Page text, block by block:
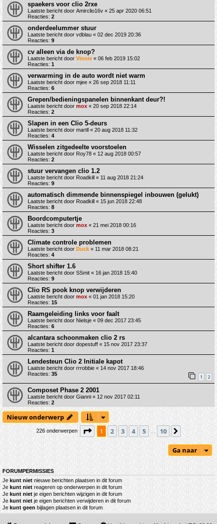
spaekers voor clio 2rxe
Laatste bericht door Amirclio16v « 25 apr 2020 06:51
Reacties: 2
onderdeelummer stuur
Laatste bericht door vdblau « 02 dec 2019 20:36
Reacties: 9
cv alleen via de knop?
Laatste bericht door Vinnie « 06 feb 2019 15:02
Reacties: 1
verwarming in de auto wordt niet warm
Laatste bericht door mjee « 26 sep 2018 11:11
Reacties: 6
Grepen/bedieningspanelen binnenkant deur?!
Laatste bericht door mox « 20 sep 2018 22:14
Reacties: 2
Slapen in een Clio 5-deurs
Laatste bericht door martll « 20 aug 2018 11:32
Reacties: 4
Wisselen zitgedeelte voorstoelen
Laatste bericht door Roy78 « 12 aug 2018 00:57
Reacties: 2
stuur vervangen clio 1.2
Laatste bericht door Roadkill « 11 aug 2018 21:24
Reacties: 9
automatisch dimmende binnenspiegel inbouwen (gelukt)
Laatste bericht door Roadkill « 15 jun 2018 22:48
Reacties: 8
Boordcomputertje
Laatste bericht door mox « 21 mei 2018 00:16
Reacties: 3
Climate controle problemen
Laatste bericht door Duck « 11 mar 2018 08:21
Reacties: 4
Short shifter 1.6
Laatste bericht door SSmit « 16 jan 2018 15:40
Reacties: 9
Clio RS pook knop verwijderen
Laatste bericht door mox « 01 jan 2018 15:20
Reacties: 15
Raamgeleiding links voor faalt
Laatste bericht door Nielsje « 09 dec 2017 23:45
Reacties: 6
alcantara schoonmaken clio 2 rs
Laatste bericht door dopestuff « 15 nov 2017 23:37
Reacties: 1
Lendesteun Clio 2 Initiale kapot
Laatste bericht door rrrobbie « 14 nov 2017 18:46
Reacties: 35 1 2
Composet Phase 2 2001
Laatste bericht door Gianni « 12 nov 2017 02:11
Reacties: 2
Nieuw onderwerp
226 onderwerpen Pagina van10
1 2 3 4 5 10
Ga naar
FORUMPERMISSIES
Je kunt niet nieuwe berichten plaatsen in dit forum
Je kunt niet reageren op onderwerpen in dit forum
Je kunt niet je eigen berichten wijzigen in dit forum
Je kunt niet je eigen berichten verwijderen in dit forum
Je kunt geen bijlagen plaatsen in dit forum